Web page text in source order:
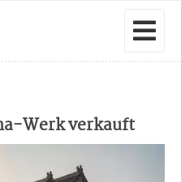
Werk verkauft